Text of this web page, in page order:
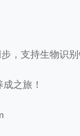
，支持生物识别
之旅！